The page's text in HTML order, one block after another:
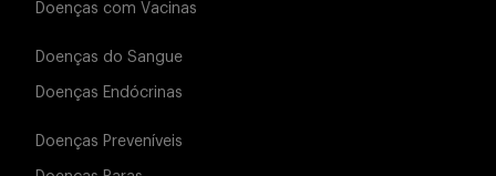
Doenças com Vacinas
Doenças do Sangue
Doenças Endócrinas
Doenças Preveníveis